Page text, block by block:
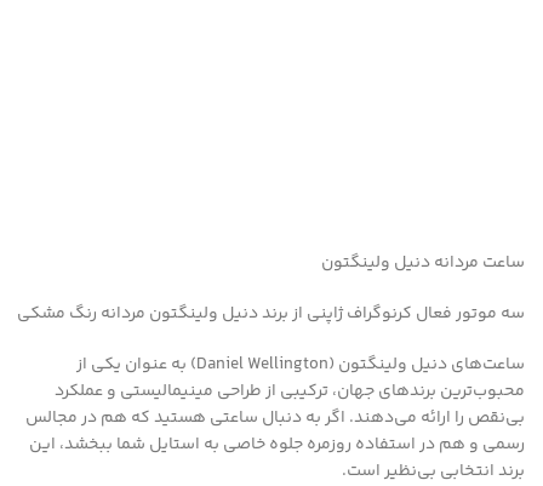
ساعت مردانه دنیل ولینگتون
سه موتور فعال کرنوگراف ژاپنی از برند دنیل ولینگتون مردانه رنگ مشکی
ساعت‌های دنیل ولینگتون (Daniel Wellington) به عنوان یکی از
محبوب‌ترین برندهای جهان، ترکیبی از طراحی مینیمالیستی و عملکرد
بی‌نقص را ارائه می‌دهند. اگر به دنبال ساعتی هستید که هم در مجالس
رسمی و هم در استفاده روزمره جلوه خاصی به استایل شما ببخشد، این
برند انتخابی بی‌نظیر است.